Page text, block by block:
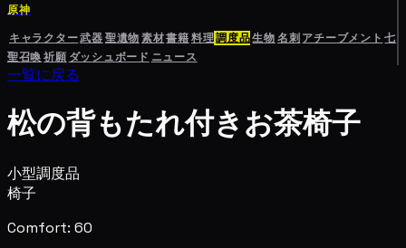
原神
キャラクター武器聖遺物素材書籍料理調度品生物名刺 アチーブメント 七
聖召喚祈願 ダッシュボード ニュース
一覧に戻る
松の背もたれ付きお茶椅子
小型調度品
椅子
Comfort: 60